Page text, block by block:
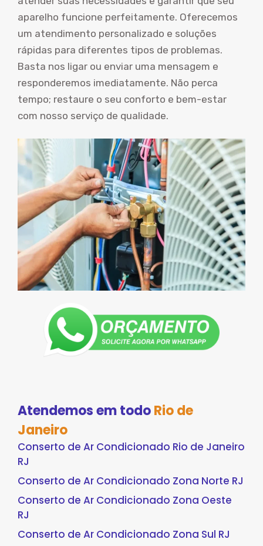
aparelho funcione perfeitamente. Oferecemos
um atendimento personalizado e soluções
rápidas para diferentes tipos de problemas.
Basta nos ligar ou enviar uma mensagem e
responderemos imediatamente. Não perca
tempo; restaure o seu conforto e bem-estar
com nosso serviço de qualidade.
Atendemos em todoRio de
Janeiro
Conserto de Ar Condicionado Rio de Janeiro
RJ
Conserto de Ar Condicionado Zona Norte RJ
Conserto de Ar Condicionado Zona Oeste
RJ
Conserto de Ar Condicionado Zona Sul RJ